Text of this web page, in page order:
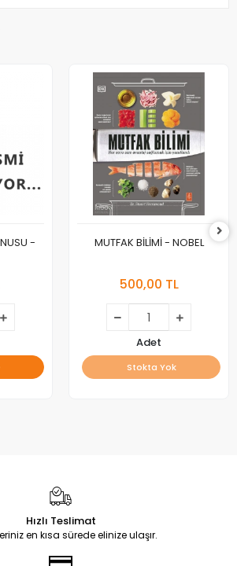
-
MUTFAK BİLİMİ - NOBEL
500,00 TL
Adet
Stokta Yok
Hızlı Teslimat
en kısa sürede elinize ulaşır.